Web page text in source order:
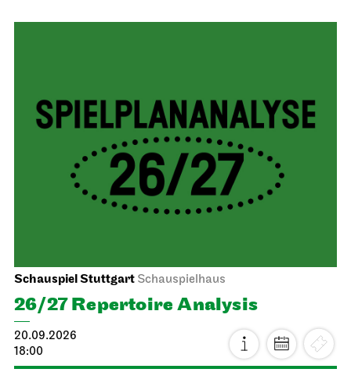
Schauspiel Stuttgart Schauspielhaus
26/27 Repertoire Analysis
20.09.2026
18:00